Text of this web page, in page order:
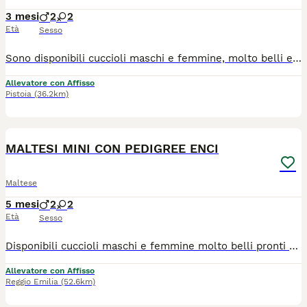
3 mesi
Età
2 2
Sesso
Sono disponibili cuccioli maschi e femmine, molto belli e pronti a raggiungere la loro nuova famiglia! Tutti i nostri cuccioli nascono esclusivamente presso il nostro allevamento riconosciuto ENCI e FCI, dove sono visibili anche i genitori. I cuccioli vengono consegnati dopo i 3 mesi di età con: ✔️ Pedigree ENCI e documentazione sanitaria completa ✔️ Microchip inserito e già registrato all’anagrafe canina ✔️ Ciclo vaccinale completo ✔️ Trattamenti di sverminazione effettuati ✔️ Libretto sanitario personale ✔️ Abituati a fare i bisogni sulla traversina assorbente ✔️ Svezzati e alimentati con crocchette secche di qualità 📍 Vieni a conoscerci! Noi siamo l'Allevamento della famiglia Contarini e ci troviamo a Solarolo in Emilia Romagna... molto vicino a Imola! Puoi vedere dove siamo scrivendo su Google Maps" Allevamento famiglia Contarini" 🏡 Visite in allevamento tutti i giorni PREVIO APPUNTAMENTO TELEFONICO! 🚚 CONSEGNE in tutta Italia. 💳 Possibilità di pagamento in comode RATE. Contattaci per maggiori informazioni! 📞 TEL. 3 3 8 6 3 0 3 1 0 8 (Se il numero non è visibile, clicca in alto a destra su “Mostra numero”) 🌐 SITO www.canimaltesi.it 📸 INSTAGRAM: @allevamentofamigliacontarini
Allevatore con Affisso
Pistoia (36.2km)
MALTESI MINI CON PEDIGREE ENCI
Maltese
5 mesi
Età
2 2
Sesso
Disponibili cuccioli maschi e femmine molto belli pronti alla consegna alla nuova famiglia. I cuccioli che noi proponiamo sono tutti nati rigorosamente presso il nostro allevamento riconosciuto ENCI e FCI di cui sono visibili i genitori. I cani vengono consegnati dopo i 3 mesi di età con: ✔️ Pedigree ENCI e documentazione sanitaria completa ✔️Microchip inserito, quindi già iscritto all'anagrafe canina ✔️ Ciclo di vaccinazioni completo ✔️ Sverminazione ✔️ Libretto sanitario ✔️ Abituati a fare i bisogni sulla traversina assorbente ✔️Mangiano crocchette secche 📍 Vieni a conoscerci 👉 Noi siamo l’Allevamento della Famiglia Contarini e ci troviamo a Solarolo in Emilia Romagna... molto vicino a Imola! 🏡 Visite in allevamento tutti i giorni PREVIO APPUNTAMENTO TELEFONICO! 🚚 CONSEGNE in tutta Italia. 💳 Possibilità di pagamento a rate. Contattaci per maggiori informazioni! 📞 TEL. 3 3 8 6 3 0 3 1 0 8 (Se il numero non è visibile, clicca in alto a destra su “Mostra numero”) 🌐 SITO www.canimaltesi.it 📸 INSTAGRAM: @allevamentofamigliacontarini
Allevatore con Affisso
Reggio Emilia (52.6km)